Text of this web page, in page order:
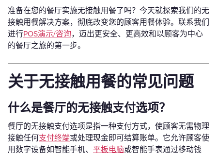
准备在您的餐厅实施无接触用餐了吗？今天就探索我们的无
接触用餐解决方案，彻底改变您的顾客用餐体验。联系我们
进行POS演示/咨询，迈出更安全、更高效和以顾客为中心
的餐厅之旅的第一步。
关于无接触用餐的常见问题
什么是餐厅的无接触支付选项？
餐厅的无接触支付选项是指一种支付方式，使顾客无需物理
接触任何支付终端或处理现金即可结算账单。它允许顾客使
用数字设备如智能手机、 平板电脑或智能手表通过移动钱